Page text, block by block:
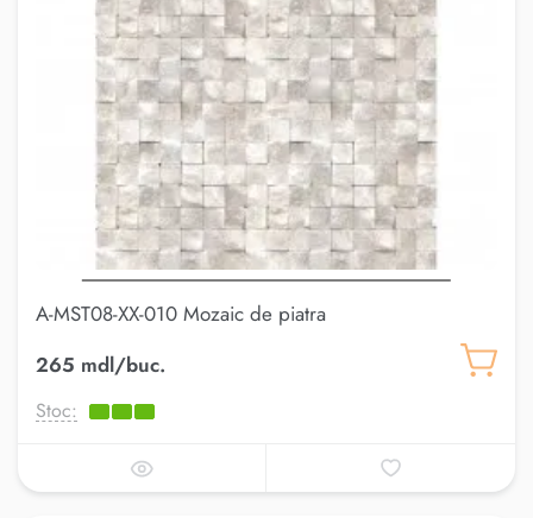
A-MST08-XX-010 Mozaic de piatra
265 mdl/buc.
Stoc: